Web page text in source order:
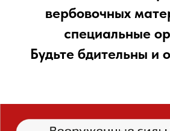
вербовочных
специальные
Будьте бдительны и